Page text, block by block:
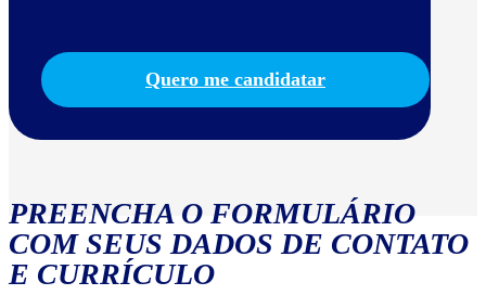
Quero me candidatar
PREENCHA O FORMULÁRIO
COM SEUS DADOS DE CONTATO
E CURRÍCULO